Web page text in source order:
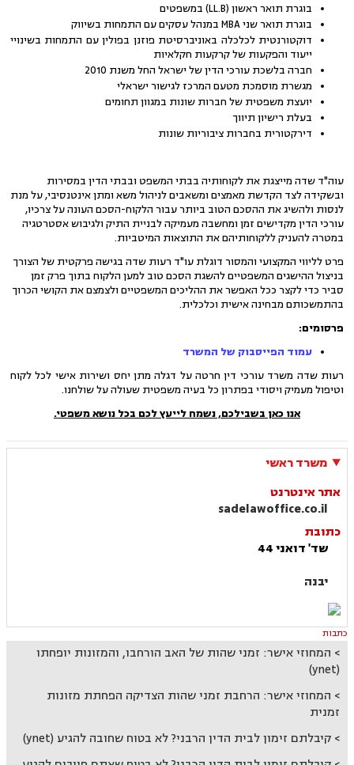
בוגרת תואר ראשון (LL.B) במשפטים
בוגרת תואר שני MBA במנהל עסקים עם התמחות בשיווק
דוקטורנטית לכלכלה באוניברסיטת פוזנן בפולין עם התמחות בשינויי
ייעוד והפקעות של קרקעות חקלאיות
חברה בלשכת עורכי הדין של ישראל החל משנת 2010
מגשרת מוסמכת מטעם המרכז לגישור ישראלי
יועצת משפטית של חברות שונות במגוון תחומים
בעלת רישיון תיווך
דירקטורית בחברות ציבוריות שונות
עוה"ד שדה מייצגת את לקוחותיה בבתי המשפט ובבתי הדין במסירות
ובשקידה לצד הקדשת מאמצים ומשאבים לניהול משא ומתן אינטנסיבי, על מנת
לנסות ולהשיג את ההסכם הטוב ביותר עבור הלקוח-הסכם העונה על צרכיו,
עורכי הדין מקדישים זמן ומחשבה מעמיקה לבניית התיק ולגיבוש אסטרטגיה
במטרה להעניק ללקוחותיהם את התוצאות המיטביות.
פרט לליווי המקצועי והמסור דוגלת עו"ד רעות שדה בגישה פרקטית של הצורך
בניצול ההישגים המשפטיים להשגת הסכם טוב למען הלקוח בתוך פרק זמן
סביר כדי לקצר ככל האפשר את ההליכים המשפטיים ולצמצם את הקושי הכרוך
בהתמשכותם מבחינה אישית וכלכלית.
פרסומים:
עמוד הפייסבוק של המשרד
רעות שדה משרד עורכי דין חרטה על דגלה מתן יחס ושירות אישי לכל לקוח
וטיפול מעמיק ויסודי בפתרון כל בעיה משפטית שעולה על שולחנו.
אנו כאן בשבילכם, נשמח לייעץ לכם בכל נושא משפטי.
משרד ראשי
אתר אינטרנט
sadelawoffice.co.il
כתובת
שד' דואני 44
יבנה
כתבות
המחוזי אישר: זמני שהות של האב הורחבו, והמזונות יופחתו
(ynet)
המחוזי אישר: הרחבת זמני שהות הצדיקה הפחתת מזונות
זמנית
קיבלתם זימון לבית הדין הרבני? לא בטוח שחובה להגיע (ynet)